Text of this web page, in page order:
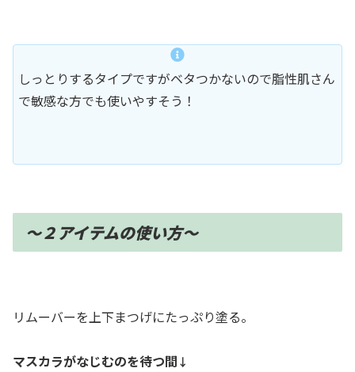
しっとりするタイプですがベタつかないので脂性肌さん
で敏感な方でも使いやすそう！
〜２アイテムの使い方〜
リムーバーを上下まつげにたっぷり塗る。
マスカラがなじむのを待つ間 ↓